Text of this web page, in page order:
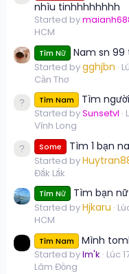
nhìu tinhhhhhhhh
Started by
HCM
Tìm Nữ Nam sn
Started bygghjbn
Cần Thơ
Tìm Nam Tìm
Started bySunsetvl
Vĩnh Long
Some Tìm 1 bạn
Started by
Đắk Lắk
Tìm Nữ Tìm bạn
Started byHjkaru
HCM
Tìm Nam Mình
Started byIm'k Lúc
Lâm Đồng